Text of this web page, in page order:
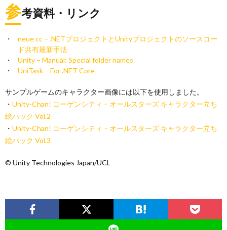
参考資料・リンク
neue cc – .NETプロジェクトとUnityプロジェクトのソースコー
ド共有最新手法
Unity – Manual: Special folder names
UniTask – For .NET Core
サンプルゲームのキャラクター画像には以下を使用しました。
・ Unity-Chan! コーゲンシティ・オールスターズ キャラクター立ち
絵パック Vol.2
・ Unity-Chan! コーゲンシティ・オールスターズ キャラクター立ち
絵パック Vol.3
© Unity Technologies Japan/UCL